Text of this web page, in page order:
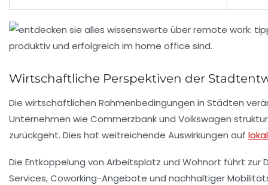
Wirtschaftliche Perspektiven der
Die wirtschaftlichen Rahmenbedingungen in Städten
Unternehmen wie Commerzbank und Volkswagen
zurückgeht. Dies hat weitreichende Auswirkungen auf
Die Entkoppelung von Arbeitsplatz und Wohnort führt
Services, Coworking-Angebote und nachhaltiger